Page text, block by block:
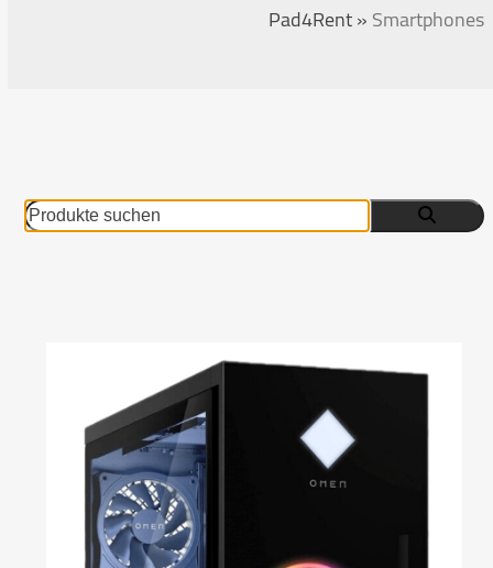
Pad4Rent»Smartphones
Produkte
suchen